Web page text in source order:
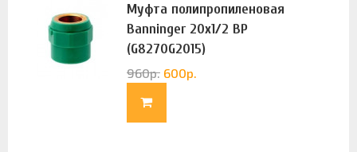
Муфта полипропиленовая
Banninger 20х1/2 ВР
(G8270G2015)
960р. 600р.